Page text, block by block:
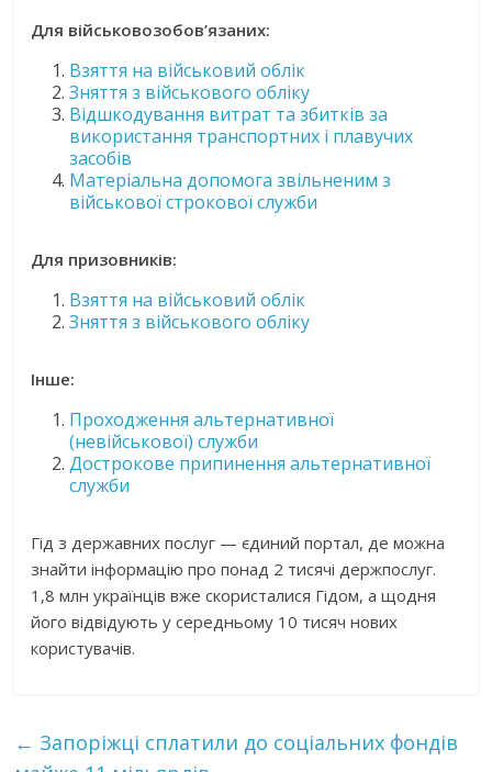
Для військовозобов’язаних:
Взяття на військовий облік
Зняття з військового обліку
Відшкодування витрат та збитків за
використання транспортних і плавучих
засобів
Матеріальна допомога звільненим з
військової строкової служби
Для призовників:
Взяття на військовий облік
Зняття з військового обліку
Інше:
Проходження альтернативної
(невійськової) служби
Дострокове припинення альтернативної
служби
Гід з державних послуг — єдиний портал, де можна
знайти інформацію про понад 2 тисячі держпослуг.
1,8 млн українців вже скористалися Гідом, а щодня
його відвідують у середньому 10 тисяч нових
користувачів.
← Запоріжці сплатили до соціальних фондів